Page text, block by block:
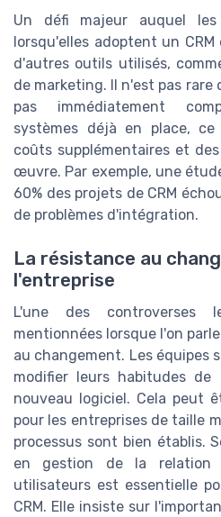
Un défi majeur auquel
lorsqu'elles adoptent un
d'autres outils utilisés,
de marketing. Il n'est pas rare
pas immédiatement
systèmes déjà en place,
coûts supplémentaires et
œuvre. Par exemple, une
60% des projets de CRM
de problèmes d'intégration.
La résistance au
l'entreprise
L'une des controverses
mentionnées lorsque l'on
au changement. Les équipes
modifier leurs habitudes
nouveau logiciel. Cela peut
pour les entreprises de taille
processus sont bien établis.
en gestion de la relation
utilisateurs est essentielle
CRM. Elle insiste sur